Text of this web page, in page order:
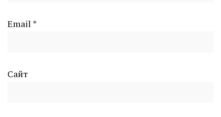
Email *
Сайт